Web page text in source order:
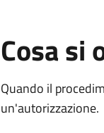
Cosa si
Quando il
un'autorizzazione.